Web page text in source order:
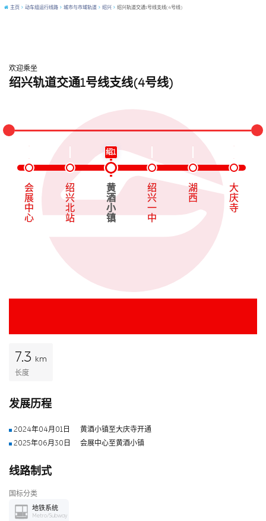
主页 动车组运行线路 城市与市域轨道 绍兴 绍兴轨道交通1号线支线(4号线)
欢迎乘坐
绍兴轨道交通1号线支线(4号线)
会
展
中
心
绍
兴
北
站
绍1
黄
酒
小
镇
绍
兴
一
中
湖
西
大
庆
寺
7.3
km
长度
发展历程
2024年04月01日
黄酒小镇至大庆寺开通
2025年06月30日
会展中心至黄酒小镇
线路制式
国标分类
地铁系统
Metro/Subway